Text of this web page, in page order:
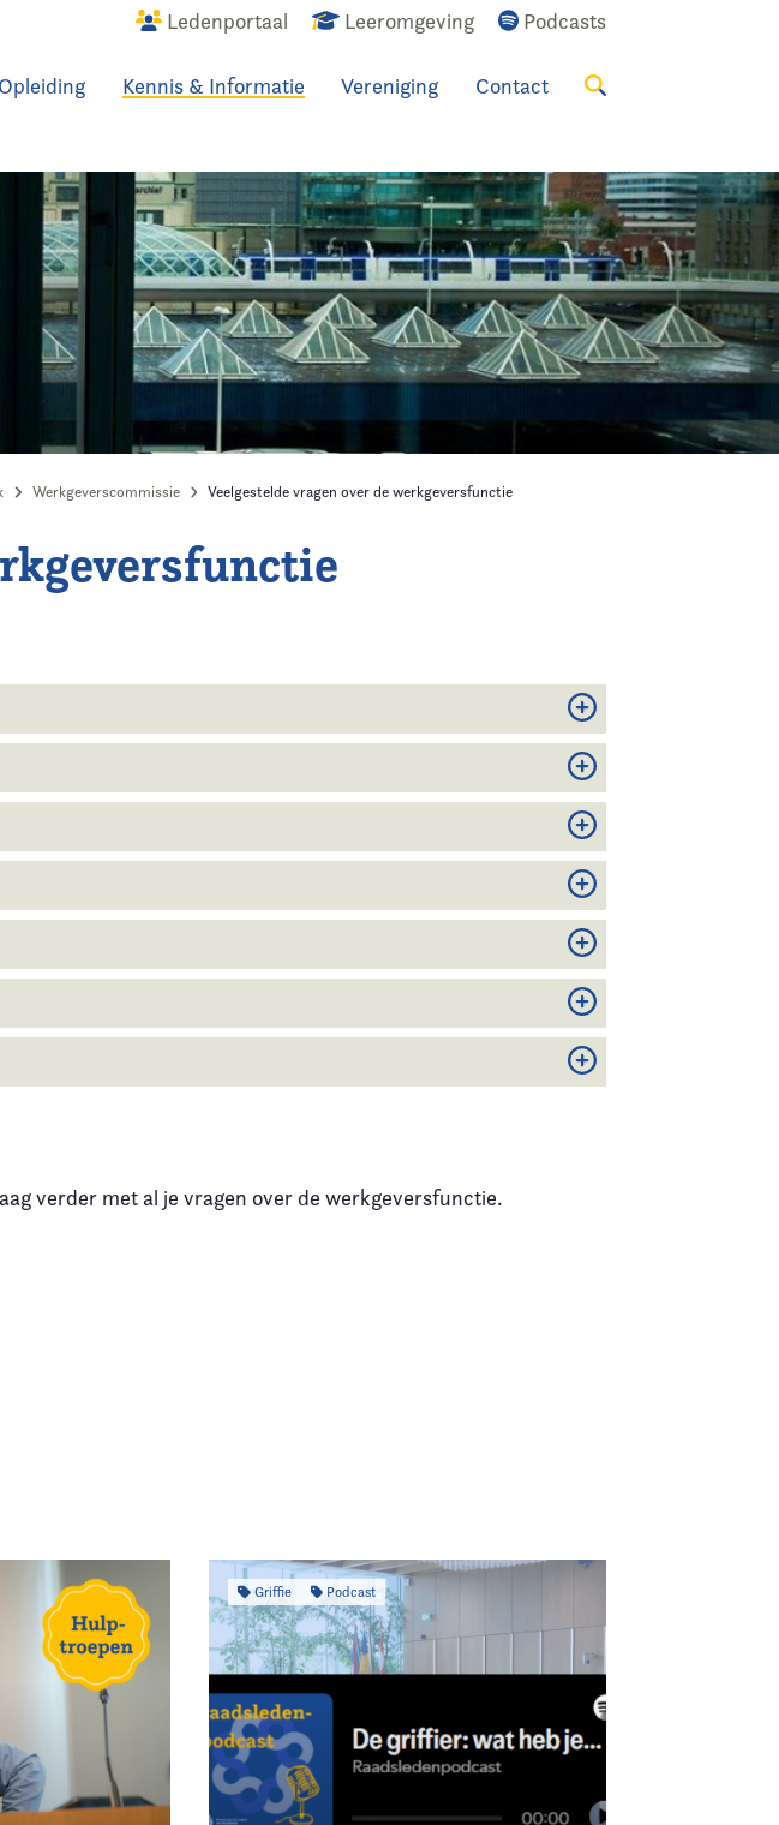
Ledenportaal Leeromgeving Podcasts
Opleiding Kennis & Informatie Vereniging Contact
Werkgeverscommissie Veelgestelde vragen over de werkgeversfunctie
verder met al je vragen over de werkgeversfunctie.
Griffie Podcast